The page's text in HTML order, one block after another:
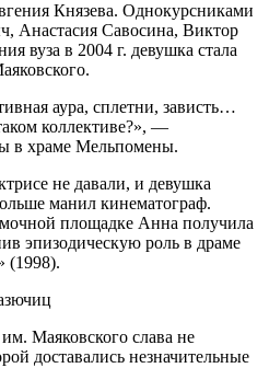
Князева. Однокурсниками
Анастасия Савосина, Виктор
вуза в 2004 г. девушка стала
аура, сплетни, зависть…
коллективе?», —
в храме Мельпомены.
не давали, и девушка
манил кинематограф.
площадке Анна получила
эпизодическую роль в драме
(1998).
Маяковского слава не
доставались незначительные